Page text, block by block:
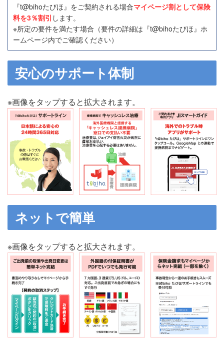
『t@bihoたびほ』をご契約される場合マイページ割として保険
料を3％割引 します。
※所定の要件を満たす場合（要件の詳細は『t@bihoたびほ』ホ
ームページ内でご確認ください）
安心のサポート体制
※画像をタップすると拡大されます。
ネットで簡単
※画像をタップすると拡大されます。